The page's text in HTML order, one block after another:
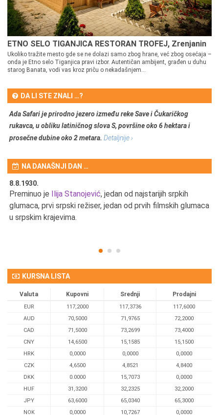
ETNO SELO TIGANJICA RESTORAN TROFEJ, Zrenjanin
Ukoliko tražite mesto gde se ne dolazi samo zbog hrane, već zbog osećaja –
onda je Etno selo Tiganjica pravi izbor. Autentičan ambijent, građen u duhu
starog Banata, vodi vas kroz priču o nekadašnjem...
DA LI STE ZNALI …?
Ada Safari je prirodno jezero između reke Save i Čukaričkog
rukavca, u obliku latiničnog slova S, površine oko 6 hektara i
prosečne dubine oko 2 metara. Detaljnije ›
NA DANAŠNJI DAN …
8.8.1930.
Preminuo je Ilija Stanojević, jedan od najstarijih srpkih
glumaca, prvi srpski režiser, jedan od prvih filmskih glumaca
u srpskim krajevima.
KURSNA LISTA
Valuta Kupovni Srednji Prodajni
EUR 117,2000 117,3736
117,6000
AUD
70,5000 71,9765
72,2000
CAD
71,5000 73,2699
73,4000
CNY
14,6500 15,1585
15,1500
HRK
0,0000 0,0000
0,0000
CZK
4,6500 4,8521
4,8400
DKK
0.0000 15,7073
0,0000
HUF
31,3200 32,2325
32,2000
JPY
63,6000 65,0340
65,3000
NOK
0,0000 10,7267 0,0000